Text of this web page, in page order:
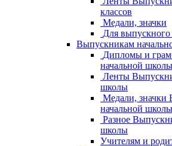
классов
Медали, значки
Для выпускного
Выпускникам
Дипломы и
начальной школы
Ленты
школы
Медали, значки
начальной школы
Разное
школы
Учителям и